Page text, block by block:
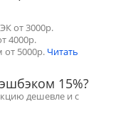
от 3000р.
4000р.
от 5000р. Читать
15%?
дешевле и с